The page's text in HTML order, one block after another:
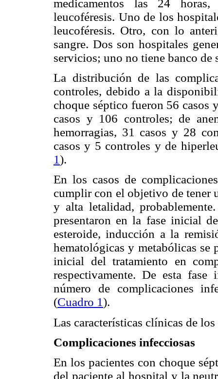
medicamentos las 24
leucoféresis. Uno de los
leucoféresis. Otro, con lo
sangre. Dos son hospitales
servicios; uno no tiene banco de
La distribución de las
controles, debido a la
choque séptico fueron 56 casos
casos y 106 controles; de
hemorragias, 31 casos y 28
casos y 5 controles y de
1).
En los casos de
cumplir con el objetivo de tener
y alta letalidad,
presentaron en la fase inicial
esteroide, inducción a la
hematológicas y metabólicas se
inicial del tratamiento en
respectivamente. De esta
número de complicaciones
(Cuadro 1).
Las características clínicas de
Complicaciones infecciosas
En los pacientes con choque
del paciente al hospital y la